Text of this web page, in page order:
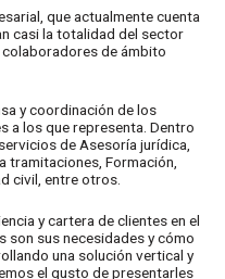
que actualmente cuenta
casi la totalidad del sector
de ámbito
y coordinación de los
a los que representa. Dentro
de Asesoría jurídica,
tramitaciones, Formación,
civil, entre otros.
y cartera de clientes en el
son sus necesidades y cómo
una solución vertical y
el gusto de presentarles